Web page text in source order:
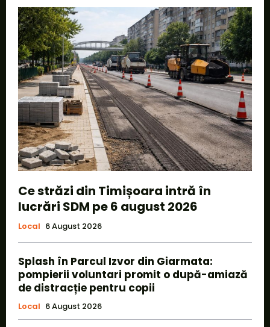
Ce străzi din Timișoara intră în
lucrări SDM pe 6 august 2026
Local 6 August 2026
Splash în Parcul Izvor din Giarmata:
pompierii voluntari promit o după-amiază
de distracție pentru copii
Local 6 August 2026